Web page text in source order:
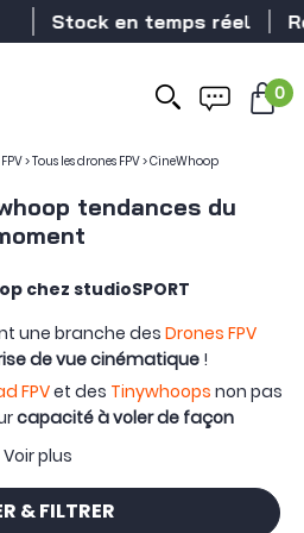
Stock en temps réel
0
>Tous les drones FPV>CineWhoop
tendances du
chez studioSPORT
une branche des Drones FPV
de vue cinématique !
FPVet des Tinywhoops non pas
capacité à voler de façon
vidéos fluides et
sont majoritairement
sur la stabilité des images
Voir plus
& FILTRER